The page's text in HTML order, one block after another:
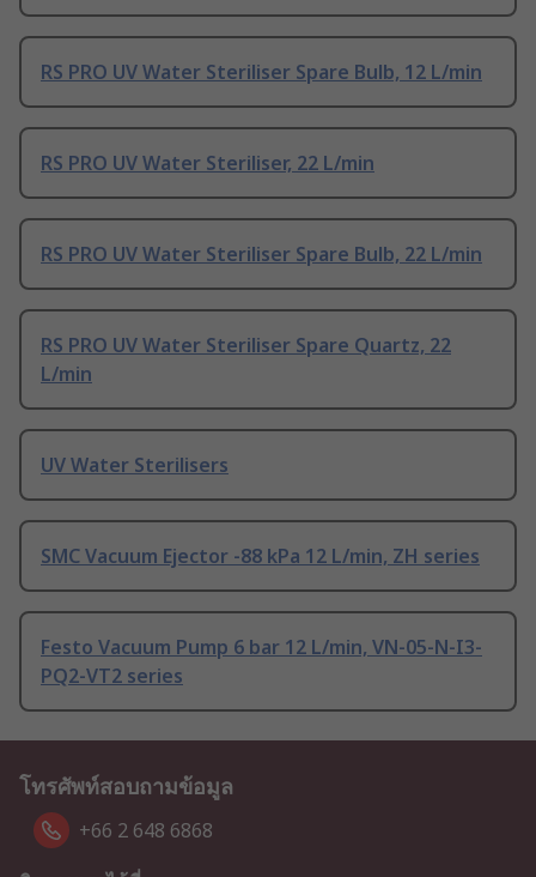
RS PRO UV Water Steriliser Spare Bulb, 12 L/min
RS PRO UV Water Steriliser, 22 L/min
RS PRO UV Water Steriliser Spare Bulb, 22 L/min
RS PRO UV Water Steriliser Spare Quartz, 22
L/min
UV Water Sterilisers
SMC Vacuum Ejector -88 kPa 12 L/min, ZH series
Festo Vacuum Pump 6 bar 12 L/min, VN-05-N-I3-
PQ2-VT2 series
โทรศัพท์สอบถามข้อมูล
+66 2 648 6868